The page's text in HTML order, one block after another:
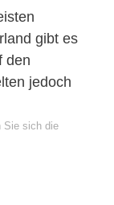
gibt es
den
jedoch
Sie sich die